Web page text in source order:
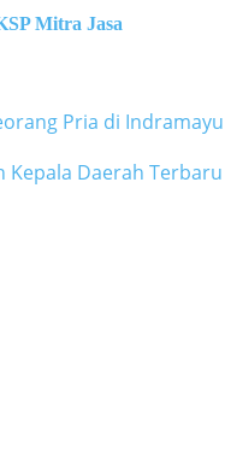
Mitra Jasa
Pria di Indramayu
Kepala Daerah Terbaru